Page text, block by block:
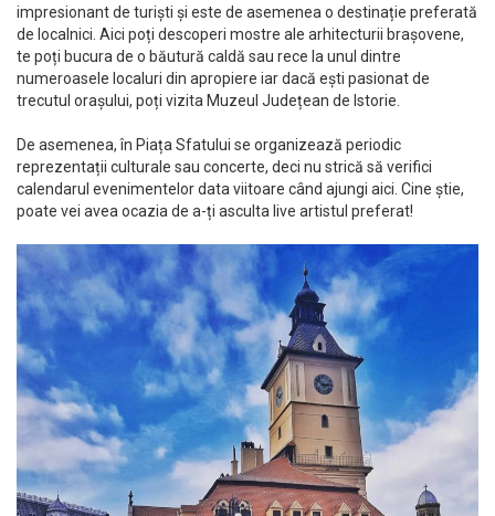
impresionant de turiști și este de asemenea o destinație preferată
de localnici. Aici poți descoperi mostre ale arhitecturii brașovene,
te poți bucura de o băutură caldă sau rece la unul dintre
numeroasele localuri din apropiere iar dacă ești pasionat de
trecutul orașului, poți vizita Muzeul Județean de Istorie.
De asemenea, în Piața Sfatului se organizează periodic
reprezentații culturale sau concerte, deci nu strică să verifici
calendarul evenimentelor data viitoare când ajungi aici. Cine știe,
poate vei avea ocazia de a-ți asculta live artistul preferat!